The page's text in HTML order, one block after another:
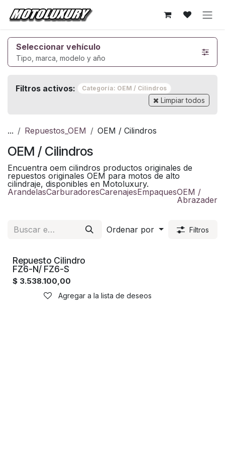
Ir al contenido
Seleccionar vehículo
Tipo, marca, modelo y año
Filtros activos: Categoría: OEM / Cilindros
Limpiar todos
... Repuestos_OEM OEM / Cilindros
OEM / Cilindros
Encuentra oem cilindros productos originales de
repuestos originales OEM para motos de alto
cilindraje, disponibles en Motoluxury.
ArandelasCarburadoresCarenajesEmpaquesOEM /
Ordenar por Filtros
Repuesto Cilindro
FZ6-N/ FZ6-S
$ 3.538.100,00
Agregar a la lista de deseos